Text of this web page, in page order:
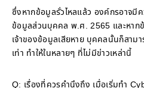
ซึ่งหากข้อมูลรั่วไหลแล้ว องค์กรอาจ
ข้อมูลส่วนบุคคล พ.ศ. 2565 และหาก
เจ้าของข้อมูลเสียหาย บุคคลนั้นก็สามา
เท่า ทำให้ในหลายๆ ที่ไม่มีข่าวเหล่านี้
Q: เรื่องที่ควรคำนึงถึง เมื่อเริ่มทำ